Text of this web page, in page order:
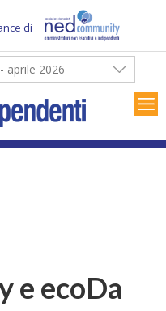
di
aprile 2026
e ecoDa